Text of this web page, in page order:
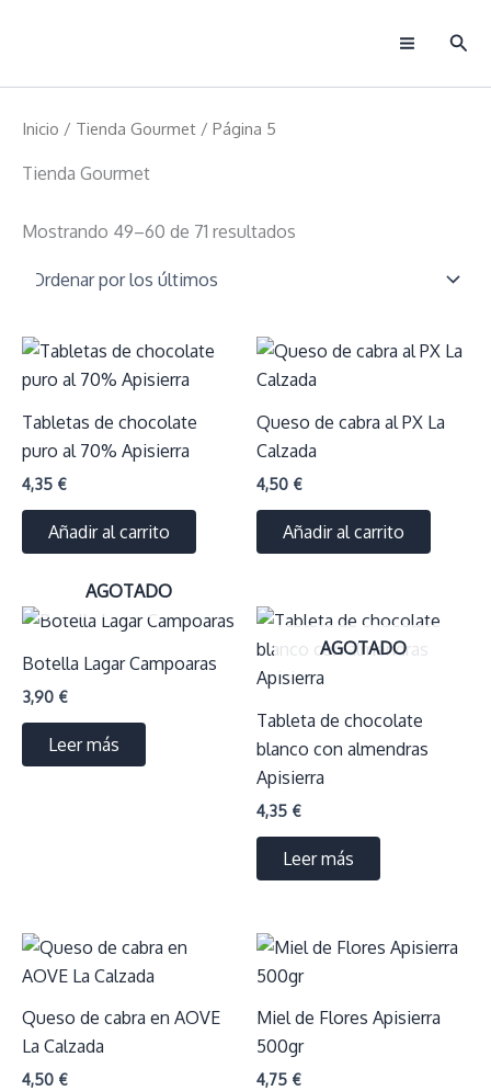
Inicio / Tienda Gourmet / Página 5
Tienda Gourmet
Mostrando 49–60 de 71 resultados
Tabletas de chocolate
puro al 70% Apisierra
4,35 €
Añadir al carrito
Queso de cabra al PX La
Calzada
4,50 €
Añadir al carrito
AGOTADO
Botella Lagar Campoaras
3,90 €
Leer más
AGOTADO
Tableta de chocolate
blanco con almendras
Apisierra
4,35 €
Leer más
Queso de cabra en AOVE
La Calzada
4,50 €
Miel de Flores Apisierra
500gr
4,75 €